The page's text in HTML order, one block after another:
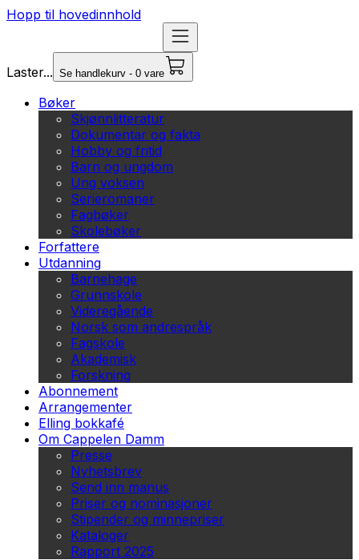
Hopp til hovedinnhold
Laster... Se handlekurv - 0 vare
Bøker
Skjønnlitteratur
Dokumentar og fakta
Hobby og fritid
Barn og ungdom
Ung voksen
Serieromaner
Fagbøker
Skolebøker
Forfattere
Utdanning
Barnehage
Grunnskole
Videregående
Norsk som andrespråk
Fagskole
Akademisk
Forskning
Abonnement
Arrangementer
Elling bokkafé
Om Cappelen Damm
Presse
Nyhetsbrev
Send inn manus
Priser og nominasjoner
Stipender og minnepriser
Kataloger
Rapport 2025